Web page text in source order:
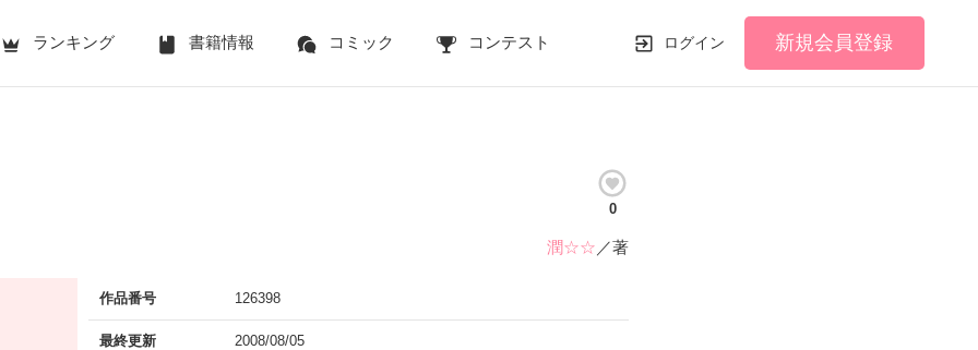
ランキング 書籍情報 コミック コンテスト ログイン 新規会員登録
0
潤☆☆ ／著
作品番号 126398
最終更新 2008/08/05